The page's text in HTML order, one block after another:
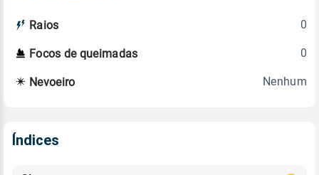
Raios 0
Focos de queimadas 0
Nevoeiro Nenhum
Índices